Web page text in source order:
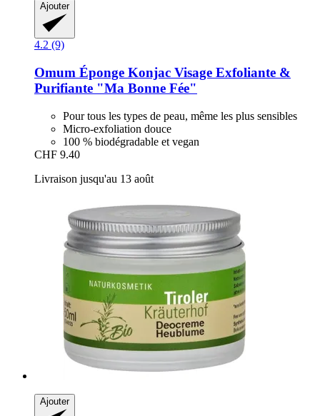
Ajouter
4.2 (9)
Omum Éponge Konjac Visage Exfoliante &
Purifiante "Ma Bonne Fée"
Pour tous les types de peau, même les plus sensibles
Micro-exfoliation douce
100 % biodégradable et vegan
CHF 9.40
Livraison jusqu'au 13 août
Ajouter